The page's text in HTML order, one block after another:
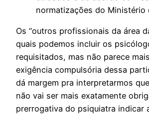
normatizações do Ministério
Os “outros profissionais da área
quais podemos incluir os
requisitados, mas não parece
exigência compulsória dessa
dá margem pra interpretarmos
não vai ser mais exatamente
prerrogativa do psiquiatra indicar